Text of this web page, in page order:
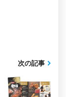
次の記事